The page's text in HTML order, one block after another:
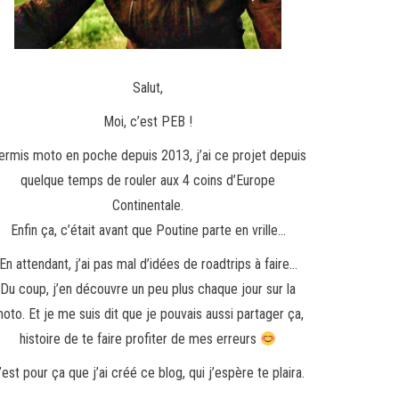
Salut,
Moi, c’est PEB !
moto en poche depuis 2013, j’ai ce projet depuis
quelque temps de rouler aux 4 coins d’Europe
Continentale.
Enfin ça, c’était avant que Poutine parte en vrille…
En attendant, j’ai pas mal d’idées de roadtrips à faire…
Du coup, j’en découvre un peu plus chaque jour sur la
Et je me suis dit que je pouvais aussi partager ça,
histoire de te faire profiter de mes erreurs
pour ça que j’ai créé ce blog, qui j’espère te plaira.